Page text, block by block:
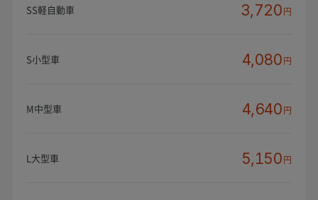
SS軽自動車 3,720円
S小型車 4,080円
M中型車 4,640円
L大型車 5,150円